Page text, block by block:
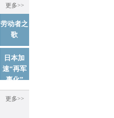
更多>>
劳动者之
歌
日本加
速“再军
事化”
更多>>